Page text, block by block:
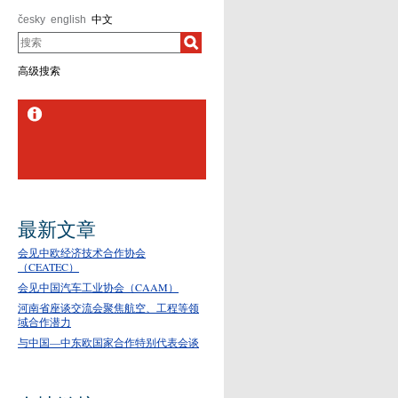
česky english 中文
搜索
高级搜索
最新文章
会见中欧经济技术合作协会
（CEATEC）
会见中国汽车工业协会（CAAM）
河南省座谈交流会聚焦航空、工程等领
域合作潜力
与中国—中东欧国家合作特别代表会谈